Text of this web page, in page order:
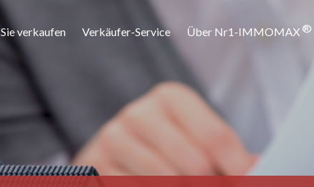
Sie verkaufen Verkäufer-Service Über Nr1-IMMOMAX®